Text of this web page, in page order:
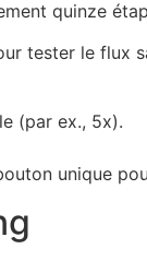
quinze
tester le flux
(par ex., 5x).
unique